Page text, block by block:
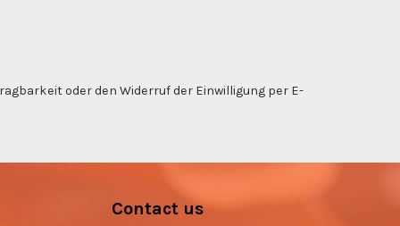
oder den Widerruf der Einwilligung per E-
Contact us